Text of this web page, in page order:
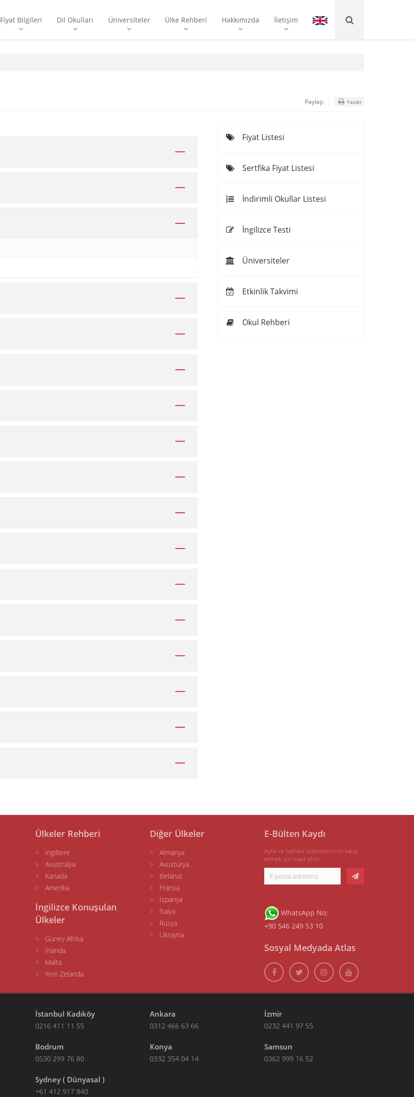
Fiyat Bilgileri Dil Okulları Üniversiteler Ülke Rehberi Hakkımızda İletişim
Paylaş: Yazdır
Fiyat Listesi
Sertfika Fiyat Listesi
İndirimli Okullar Listesi
İngilizce Testi
Üniversiteler
Etkinlik Takvimi
Okul Rehberi
Ülkeler Rehberi
İngiltere
Avustralya
Kanada
Amerika
İngilizce Konuşulan
Ülkeler
Güney Afrika
İrlanda
Malta
Yeni Zelanda
Diğer Ülkeler
Almanya
Avusturya
Belarus
Fransa
İspanya
İtalya
Rusya
Ukrayna
E-Bülten Kaydı
Aylık ve haftalık bültenlerimizi takip
etmek için kayıt olun.
WhatsApp No:
+90 546 249 53 10
Sosyal Medyada Atlas
İstanbul Kadıköy
0216 411 11 55
Ankara
0312 466 63 66
İzmir
0232 441 97 55
Bodrum
0530 299 76 80
Konya
0332 354 04 14
Samsun
0362 999 16 52
Sydney ( Dünyasal )
+61 412 917 840